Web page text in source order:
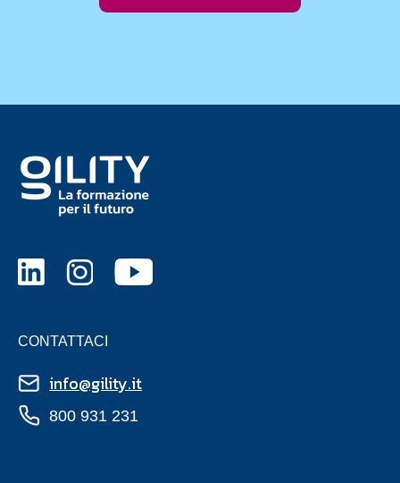
CONTATTACI
info@gility.it
800 931 231